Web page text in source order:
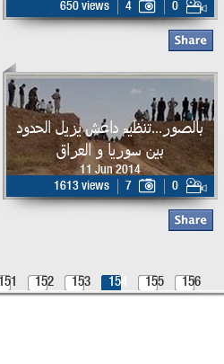
650 views
4 0
بالصور...تنظيم داعش يزيل الحدود
بين سوريا و العراق
11 Jun 2014
1613 views
7 0
151 152 153 154 155 156